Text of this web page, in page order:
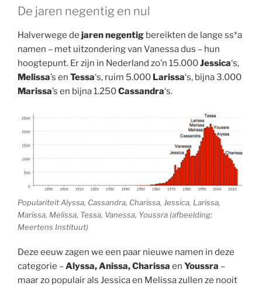
De jaren negentig en nul
Halverwege de jaren negentig bereikten de lange ss*a
namen – met uitzondering van Vanessa dus – hun
hoogtepunt. Er zijn in Nederland zo’n 15.000Jessica‘s,
Melissa’s en Tessa‘s, ruim 5.000 Larissa‘s, bijna 3.000
Marissa’s en bijna 1.250Cassandra‘s.
Populariteit Alyssa, Cassandra, Charissa, Jessica, Larissa,
Marissa, Melissa, Tessa, Vanessa, Youssra (afbeelding:
Meertens Instituut)
Deze eeuw zagen we een paar nieuwe namen in deze
categorie –Alyssa, Anissa, Charissa en Youssra –
maar zo populair als Jessica en Melissa zullen ze nooit